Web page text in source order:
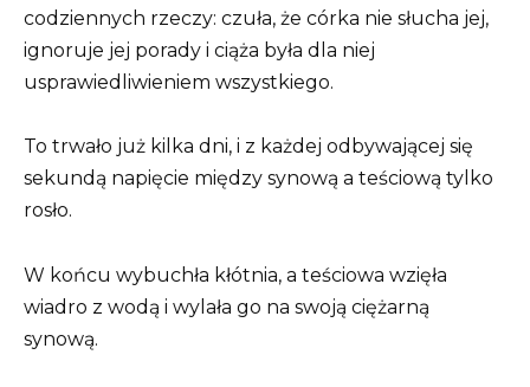
codziennych rzeczy: czuła, że córka nie słucha jej,
ignoruje jej porady i ciąża była dla niej
usprawiedliwieniem wszystkiego.
To trwało już kilka dni, i z każdej odbywającej się
sekundą napięcie między synową a teściową tylko
rosło.
W końcu wybuchła kłótnia, a teściowa wzięła
wiadro z wodą i wylała go na swoją ciężarną
synową.